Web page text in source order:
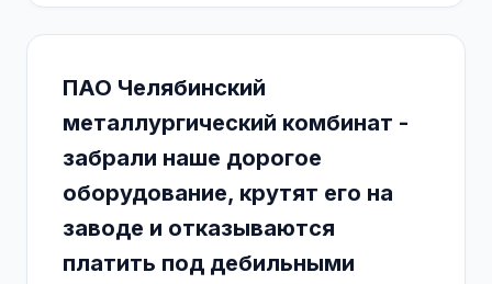
ПАО Челябинский
металлургический комбинат -
забрали наше дорогое
оборудование, крутят его на
заводе и отказываются
платить под дебильными